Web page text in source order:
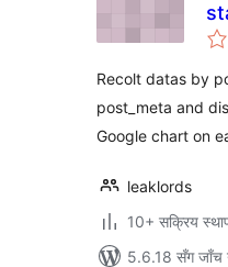
Recolt datas by
post_meta and
Google chart on
leaklords
10+ सक्रिय
5.6.18 सँग जाँच